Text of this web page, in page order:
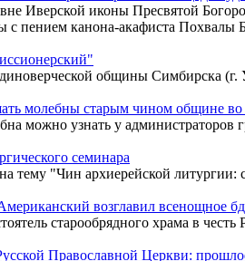
Иверской иконы Пресвятой
с пением канона-акафиста Похвалы
общины Симбирска (г.
молебны старым чином общине
можно узнать у администраторов
семинара
"Чин архиерейской литургии:
возглавил всенощное
старообрядного храма в
Православной Церкви: